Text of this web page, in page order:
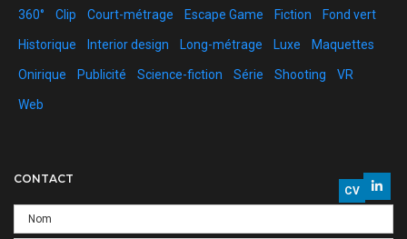
360° Clip Court-métrage Escape Game Fiction Fond vert
Historique Interior design Long-métrage Luxe Maquettes
Onirique Publicité Science-fiction Série Shooting VR
Web
CONTACT
CV